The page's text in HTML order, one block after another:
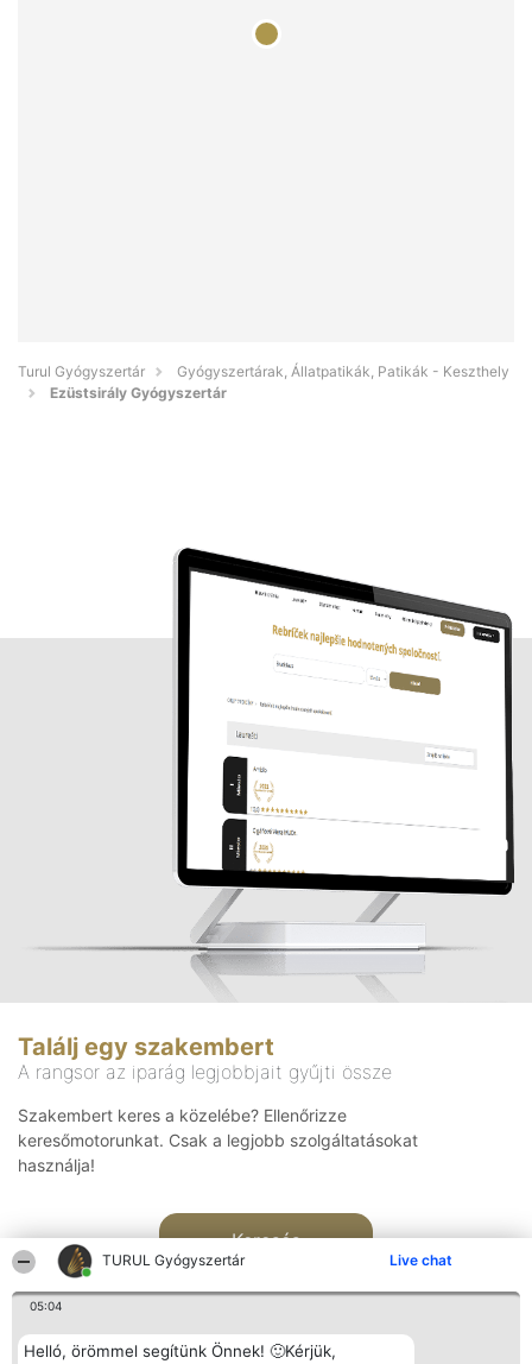
TURUL Gyógyszertár Live chat
05:04
Helló, örömmel segítünk Önnek! 🙂Kérjük,
Turul Gyógyszertár
Gyógyszertárak, Állatpatikák, Patikák - Keszthely
Ezüstsirály Gyógyszertár
Találj egy szakembert
A rangsor az iparág legjobbjait gyűjti össze
Szakembert keres a közelébe? Ellenőrizze
keresőmotorunkat. Csak a legjobb szolgáltatásokat
használja!
Keresés